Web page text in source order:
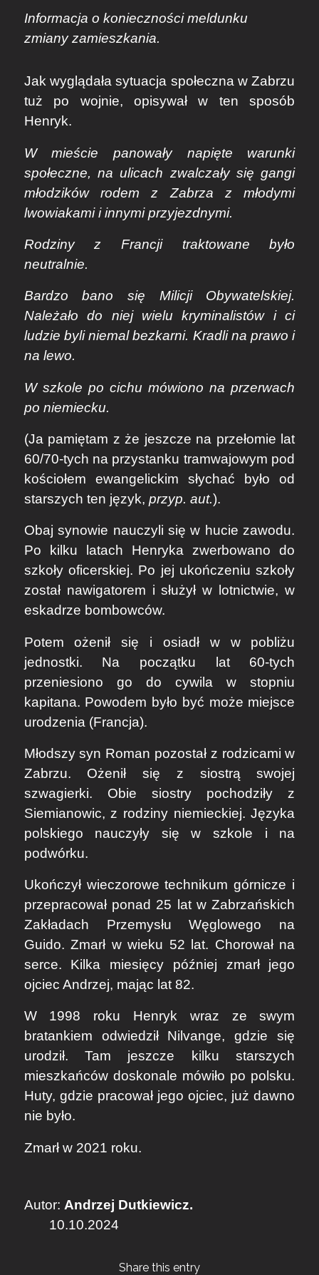
Informacja o konieczności meldunku
zmiany zamieszkania.
Jak wyglądała sytuacja społeczna w Zabrzu
tuż po wojnie, opisywał w ten sposób
Henryk.
W mieście panowały napięte warunki
społeczne, na ulicach zwalczały się gangi
młodzików rodem z Zabrza z młodymi
lwowiakami i innymi przyjezdnymi.
Rodziny z Francji traktowane było
neutralnie.
Bardzo bano się Milicji Obywatelskiej.
Należało do niej wielu kryminalistów i ci
ludzie byli niemal bezkarni. Kradli na prawo i
na lewo.
W szkole po cichu mówiono na przerwach
po niemiecku.
(Ja pamiętam z że jeszcze na przełomie lat
60/70-tych na przystanku tramwajowym pod
kościołem ewangelickim słychać było od
starszych ten język, przyp. aut.).
Obaj synowie nauczyli się w hucie zawodu.
Po kilku latach Henryka zwerbowano do
szkoły oficerskiej. Po jej ukończeniu szkoły
został nawigatorem i służył w lotnictwie, w
eskadrze bombowców.
Potem ożenił się i osiadł w w pobliżu
jednostki. Na początku lat 60-tych
przeniesiono go do cywila w stopniu
kapitana. Powodem było być może miejsce
urodzenia (Francja).
Młodszy syn Roman pozostał z rodzicami w
Zabrzu. Ożenił się z siostrą swojej
szwagierki. Obie siostry pochodziły z
Siemianowic, z rodziny niemieckiej. Języka
polskiego nauczyły się w szkole i na
podwórku.
Ukończył wieczorowe technikum górnicze i
przepracował ponad 25 lat w Zabrzańskich
Zakładach Przemysłu Węglowego na
Guido. Zmarł w wieku 52 lat. Chorował na
serce. Kilka miesięcy później zmarł jego
ojciec Andrzej, mając lat 82.
W 1998 roku Henryk wraz ze swym
bratankiem odwiedził Nilvange, gdzie się
urodził. Tam jeszcze kilku starszych
mieszkańców doskonale mówiło po polsku.
Huty, gdzie pracował jego ojciec, już dawno
nie było.
Zmarł w 2021 roku.
Autor: Andrzej Dutkiewicz.
10.10.2024
Share this entry